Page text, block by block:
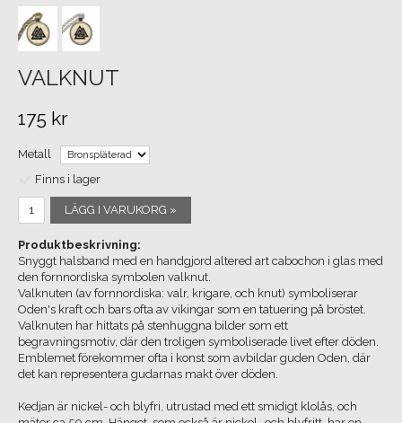
VALKNUT
175 kr
Metall
Finns i lager
LÄGG I VARUKORG »
Produktbeskrivning:
Snyggt halsband med en handgjord altered art cabochon i glas med
den fornnordiska symbolen valknut.
Valknuten (av fornnordiska: valr, krigare, och knut) symboliserar
Oden's kraft och bars ofta av vikingar som en tatuering på bröstet.
Valknuten har hittats på stenhuggna bilder som ett
begravningsmotiv, där den troligen symboliserade livet efter döden.
Emblemet förekommer ofta i konst som avbildar guden Oden, där
det kan representera gudarnas makt över döden.
Kedjan är nickel- och blyfri, utrustad med ett smidigt klolås, och